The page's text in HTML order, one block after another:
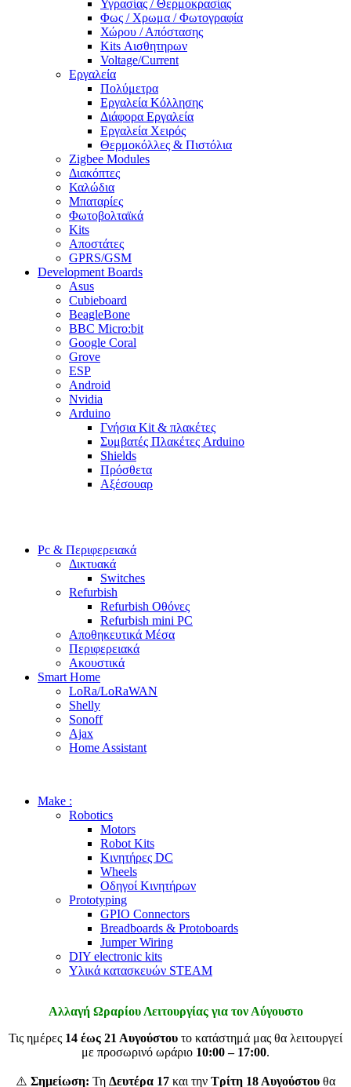
Υγρασίας / Θερμοκρασίας
Φως / Χρωμα / Φωτογραφία
Χώρου / Απόστασης
Kits Αισθητηρων
Voltage/Current
Εργαλεία
Πολύμετρα
Εργαλεία Κόλλησης
Διάφορα Εργαλεία
Εργαλεία Χειρός
Θερμοκόλλες & Πιστόλια
Zigbee Modules
Διακόπτες
Καλώδια
Μπαταρίες
Φωτοβολταϊκά
Kits
Αποστάτες
GPRS/GSM
Development Boards
Asus
Cubieboard
BeagleBone
BBC Micro:bit
Google Coral
Grove
ESP
Android
Nvidia
Arduino
Γνήσια Kit & πλακέτες
Συμβατές Πλακέτες Arduino
Shields
Πρόσθετα
Αξέσουαρ
Pc & Περιφερειακά
Δικτυακά
Switches
Refurbish
Refurbish Οθόνες
Refurbish mini PC
Αποθηκευτικά Μέσα
Περιφερειακά
Ακουστικά
Smart Home
LoRa/LoRaWAN
Shelly
Sonoff
Ajax
Home Assistant
Make :
Robotics
Motors
Robot Kits
Κινητήρες DC
Wheels
Οδηγοί Κινητήρων
Prototyping
GPIO Connectors
Breadboards & Protoboards
Jumper Wiring
DIY electronic kits
Υλικά κατασκευών STEAM
Αλλαγή Ωραρίου Λειτουργίας για τον Αύγουστο
Τις ημέρες 14 έως 21 Αυγούστου το κατάστημά μας θα λειτουργεί
με προσωρινό ωράριο 10:00 – 17:00.
⚠️ Σημείωση: Τη Δευτέρα 17 και την Τρίτη 18 Αυγούστου θα